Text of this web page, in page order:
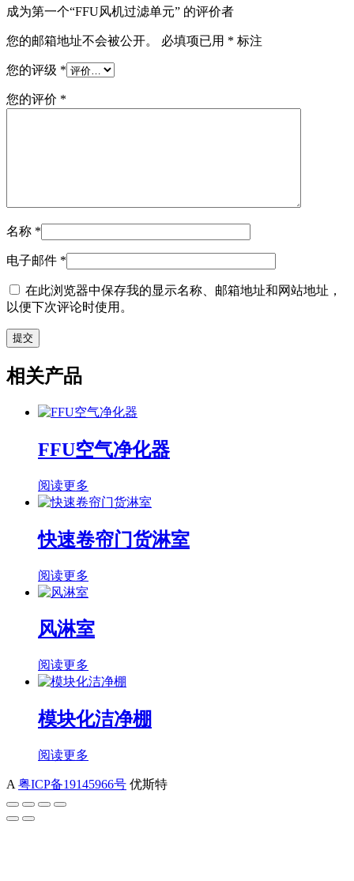
成为第一个“FFU风机过滤单元” 的评价者
您的邮箱地址不会被公开。 必填项已用 * 标注
您的评级 *
您的评价 *
名称 *
电子邮件 *
在此浏览器中保存我的显示名称、邮箱地址和网站地址，
以便下次评论时使用。
相关产品
FFU空气净化器
阅读更多
快速卷帘门货淋室
阅读更多
风淋室
阅读更多
模块化洁净棚
阅读更多
A 粤ICP备19145966号 优斯特